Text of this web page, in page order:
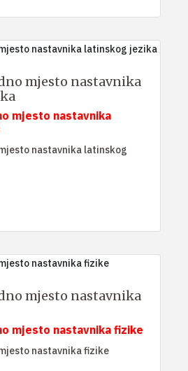
mjesto nastavnika
mjesto nastavnika
nastavnika latinskog
mjesto nastavnika
mjesto nastavnika fizike
nastavnika fizike